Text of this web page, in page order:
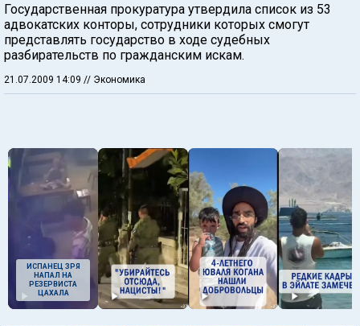
Государственная прокуратура утвердила список из 53
адвокатских конторы, сотрудники которых смогут
представлять государство в ходе судебных
разбирательств по гражданским искам.
21.07.2009 14:09 // Экономика
ИСПАНЕЦ ЗРЯ
НАПАЛ НА
РЕЗЕРВИСТА
ЦАХАЛА